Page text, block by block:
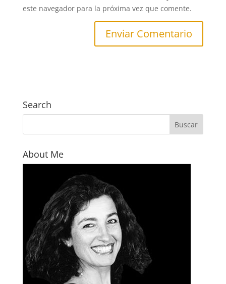
este navegador para la próxima vez que comente.
Search
About Me